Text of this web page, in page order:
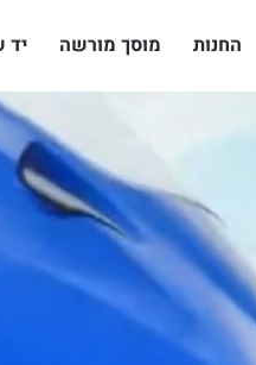
החנות מוסך מורשה יד